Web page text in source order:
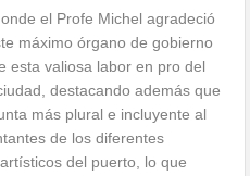
el Profe Michel agradeció
máximo órgano de gobierno
esta valiosa labor en pro del
destacando además que
más plural e incluyente al
de los diferentes
del puerto, lo que